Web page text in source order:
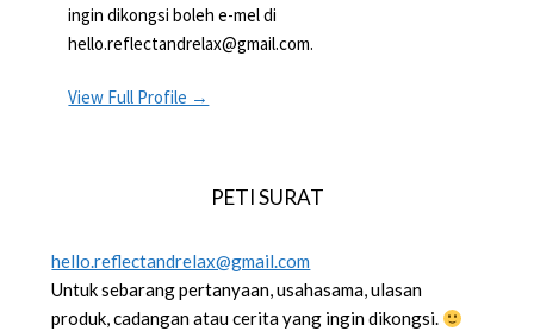
ingin dikongsi boleh e-mel di
hello.reflectandrelax@gmail.com.
View Full Profile →
PETI SURAT
hello.reflectandrelax@gmail.com
Untuk sebarang pertanyaan, usahasama, ulasan
produk, cadangan atau cerita yang ingin dikongsi.